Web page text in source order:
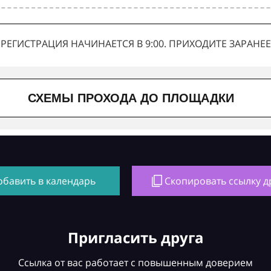
РЕГИСТРАЦИЯ НАЧИНАЕТСЯ В 9:00. ПРИХОДИТЕ ЗАРАНЕЕ
СХЕМЫ ПРОХОДА ДО ПЛОЩАДКИ
в календарь Скопировать ссылку
Пригласить друга
Ссылка от вас работает с повышенным доверием